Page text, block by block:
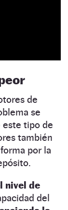
de
se
este tipo de
también
por la
nivel de
del